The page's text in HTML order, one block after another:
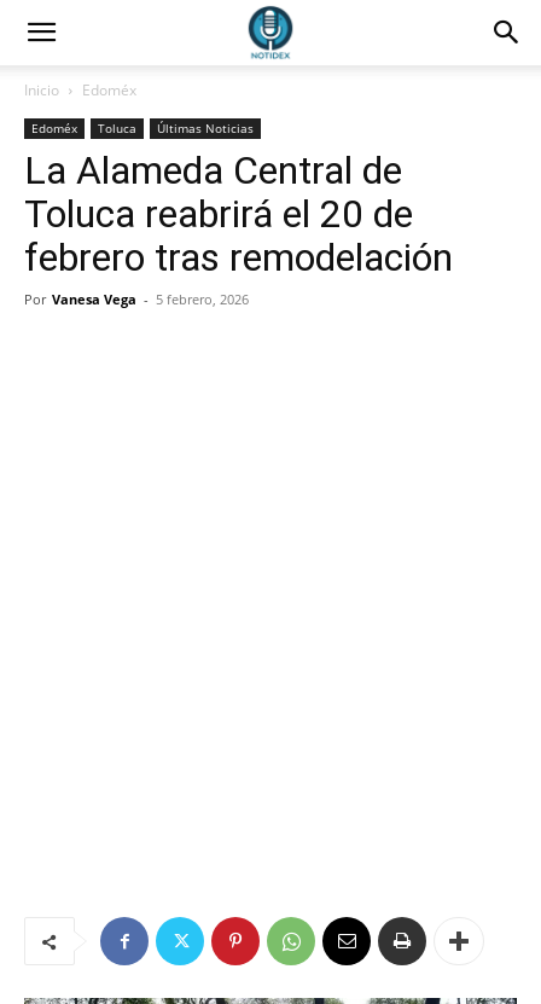
Inicio Edoméx
Edoméx Toluca Últimas Noticias
La Alameda Central de
Toluca reabrirá el 20 de
febrero tras remodelación
Por Vanesa Vega - 5 febrero, 2026